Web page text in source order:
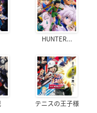
HUNTER...
テニスの王子様